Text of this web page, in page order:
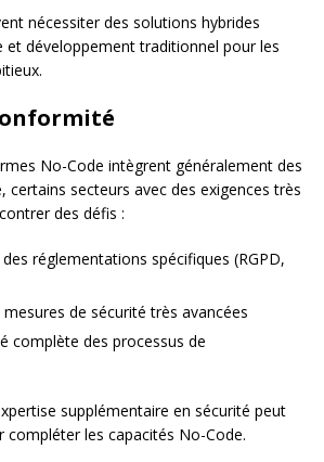
nécessiter des solutions hybrides
et développement traditionnel pour les
No-Code intègrent généralement des
certains secteurs avec des exigences très
des défis :
réglementations spécifiques (RGPD,
de sécurité très avancées
complète des processus de
supplémentaire en sécurité peut
compléter les capacités No-Code.